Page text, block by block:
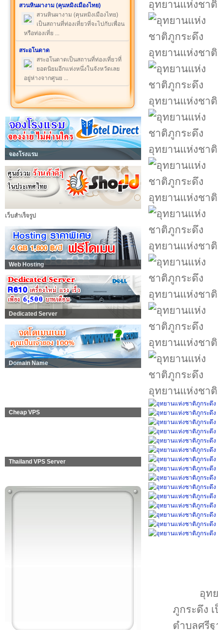
สวนหินผางาม (คุนหมิงเมืองไทย)
สวนหินผางาม (คุนหมิงเมืองไทย)
เป็นสถานที่ท่องเที่ยวที่จะไปกับเพื่อน
หรือท่องเที่ย ...
สระอโนดาด
สระอโนดาดเป็นสถานที่ท่องเที่ยวที่
ยอดนิยมอีกแห่งหนึ่งในจังหวัดเลย
อยู่ห่างจากศูนย ...
จองโรงแรม
เว็บสำเร็จรูป
Web Hosting
Dedicated Server
Domain Name
Cheap VPS
Thailand VPS Server
อุทยานแห่งชา
อุทยานแห่งชา
อุทยานแห่งชา
อุทยานแห่งชา
อุทยานแห่งชา
อุทยานแห่งชา
อุทยานแห่งชา
อุทยานแห่งชา
อุทยานแห่งชา
อุท
ภูกระดึง
ตำบลศรีฐ